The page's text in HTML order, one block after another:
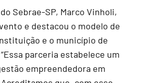
Sebrae-SP, Marco Vinholi,
e destacou o modelo de
e o município de
parceria estabelece um
empreendedora em